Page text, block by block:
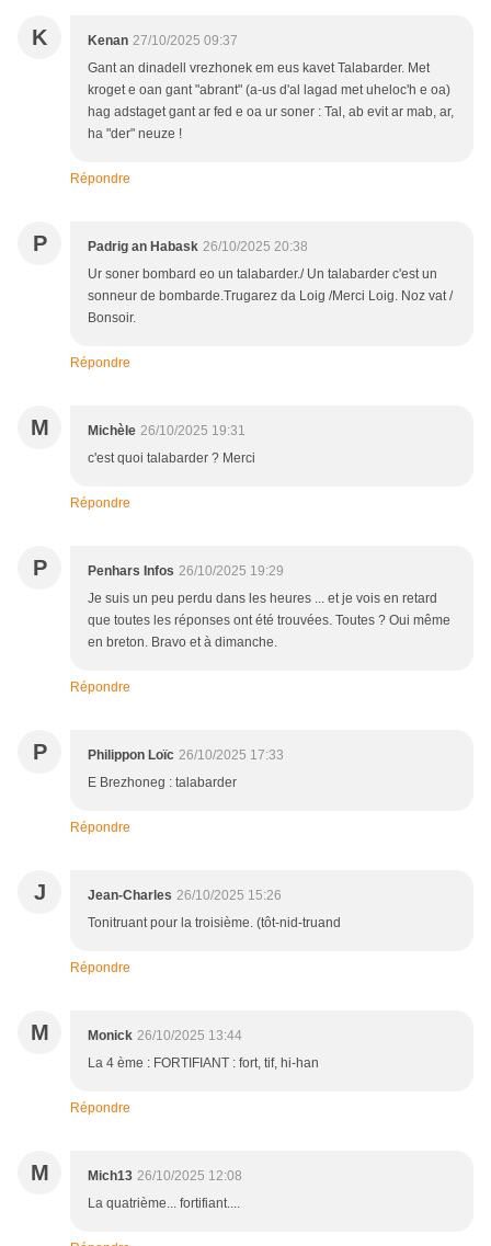
K Kenan 27/10/2025 09:37
Gant an dinadell vrezhonek em eus kavet Talabarder. Met
kroget e oan gant "abrant" (a-us d'al lagad met uheloc'h e oa)
hag adstaget gant ar fed e oa ur soner : Tal, ab evit ar mab, ar,
ha "der" neuze !
Répondre
P Padrig an Habask 26/10/2025 20:38
Ur soner bombard eo un talabarder./ Un talabarder c'est un
sonneur de bombarde.Trugarez da Loig /Merci Loig. Noz vat /
Bonsoir.
Répondre
M Michèle 26/10/2025 19:31
c'est quoi talabarder ? Merci
Répondre
P Penhars Infos 26/10/2025 19:29
Je suis un peu perdu dans les heures ... et je vois en retard
que toutes les réponses ont été trouvées. Toutes ? Oui même
en breton. Bravo et à dimanche.
Répondre
P Philippon Loïc 26/10/2025 17:33
E Brezhoneg : talabarder
Répondre
J Jean-Charles 26/10/2025 15:26
Tonitruant pour la troisième. (tôt-nid-truand
Répondre
M Monick 26/10/2025 13:44
La 4 ème : FORTIFIANT : fort, tif, hi-han
Répondre
M Mich13 26/10/2025 12:08
La quatrième... fortifiant....